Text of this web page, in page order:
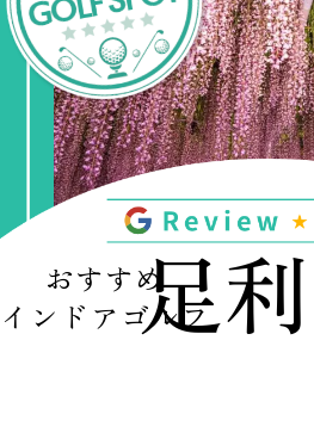
足
おすすめ
インドアゴルフ